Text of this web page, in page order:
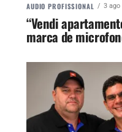
AUDIO PROFISSIONAL 3 ago
“Vendi
marca de